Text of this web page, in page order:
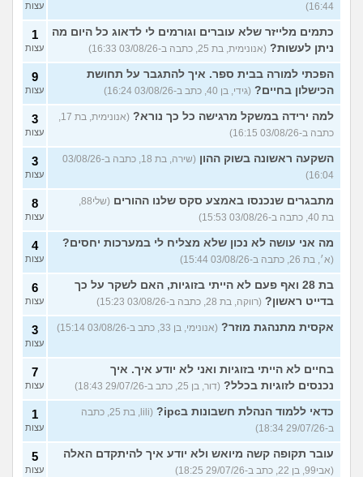
16:44)
עצות
כתמים מלייזר שלא עוברים וגורמים לי לדאוג כל היום מה
ניתן לעשות? (אנונימית, בת 25, כתבה ב-03/08/26 16:33)
1
עצות
הפכתי למורה בבית ספר. איך להתגבר על תחושת
הכישלון בחיים? (גידי, בן 40, כתב ב-03/08/26 16:24)
9
עצות
למה ירידה במשקל מרגישה כל כך נורא?
(אנונימית, בת 17,
כתבה ב-03/08/26 16:15)
3
עצות
השקעה ראשונה בשוק ההון
(שירה, בת 18, כתבה ב-03/08/26
16:04)
3
עצות
מתבגרים שנכנסו באמצע סקס שלנו ההורים
(שלי88,
בת 40, כתבה ב-03/08/26 15:53)
8
עצות
מה אני עושה לא נכון שלא מצליח לי במערכות יחסים?
(א׳, בת 26, כתבה ב-03/08/26 15:44)
4
עצות
בת 28 ואף פעם לא הייתי בזוגיות, האם לשקר על כך
בדייט ראשון? (רווקה, בת 28, כתבה ב-03/08/26 15:23)
6
עצות
אקסית מתנהגת מוזר? (אנונימי, בן 33, כתב ב-03/08/26 15:14) 3
עצות
בחיים לא הייתי בזוגיות ואני לא יודע איך. איך
נכנסים לזוגיות בכלל? (דור, בן 25, כתב ב-29/07/26 18:43)
7
עצות
כדאי ללמוד הנהלת חשבונות בipc?
(lili, בת 25, כתבה
ב-29/07/26 18:34)
1
עצות
עובר תקופה קשה מיואש ולא יודע איך להיתקדם האלה
(אבי99, בן 22, כתב ב-29/07/26 18:25)
5
עצות